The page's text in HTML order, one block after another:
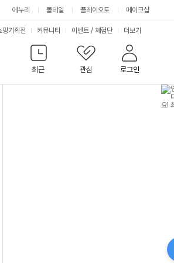
에누리 몰테일 플레이오토 메이크샵
최근
관심 로그인
핑기획전 커뮤니티 이벤트 / 체험단 서
비
스
더보기